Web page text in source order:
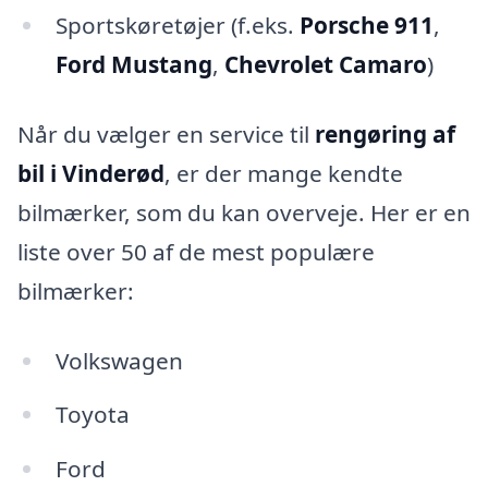
Sportskøretøjer (f.eks. Porsche 911,
Ford Mustang, Chevrolet Camaro)
Når du vælger en service til rengøring af
bil i Vinderød, er der mange kendte
bilmærker, som du kan overveje. Her er en
liste over 50 af de mest populære
bilmærker:
Volkswagen
Toyota
Ford